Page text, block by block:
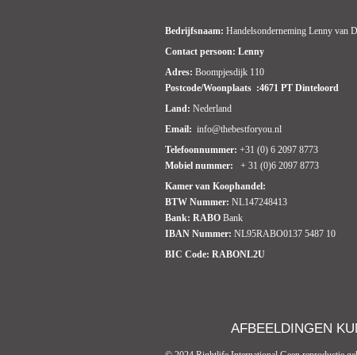
Bedrijfsnaam: Handelsonderneming Lenny van
Contact persoon: Lenny
Adres: Boompjesdijk 110
Postcode/Woonplaats :4671 PT Dinteloord
Land: Nederland
Email: info@thebestforyou.nl
Telefoonnummer: +31 (0) 6 2097 8773
Mobiel nummer:
+ 31 (0)6 2097 8773
Kamer van Koophandel:
BTW Nummer: NL147248413
Bank: RABO Bank
IBAN Nummer: NL95RABO0137 5487 10
BIC Code: RABONL2U
AFBEELDINGEN